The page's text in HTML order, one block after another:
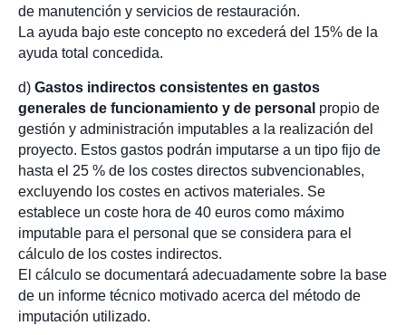
de manutención y servicios de restauración.
La ayuda bajo este concepto no excederá del 15% de la
ayuda total concedida.
d) Gastos indirectos consistentes en gastos
generales de funcionamiento y de personal propio de
gestión y administración imputables a la realización del
proyecto. Estos gastos podrán imputarse a un tipo fijo de
hasta el 25 % de los costes directos subvencionables,
excluyendo los costes en activos materiales. Se
establece un coste hora de 40 euros como máximo
imputable para el personal que se considera para el
cálculo de los costes indirectos.
El cálculo se documentará adecuadamente sobre la base
de un informe técnico motivado acerca del método de
imputación utilizado.